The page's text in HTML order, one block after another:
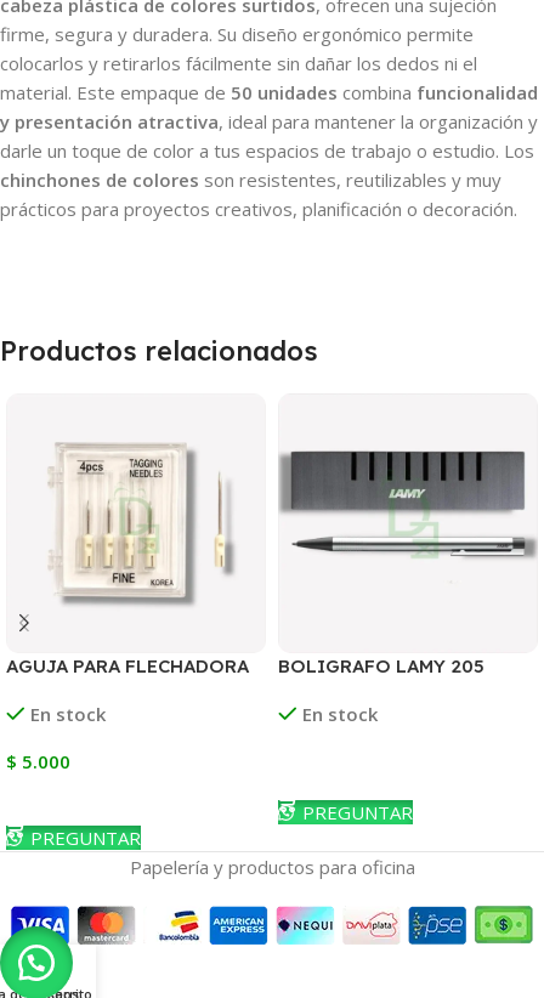
cabeza plástica de colores surtidos, ofrecen una sujeción
firme, segura y duradera. Su diseño ergonómico permite
colocarlos y retirarlos fácilmente sin dañar los dedos ni el
material. Este empaque de 50 unidades combina funcionalidad
y presentación atractiva, ideal para mantener la organización y
darle un toque de color a tus espacios de trabajo o estudio. Los
chinchones de colores son resistentes, reutilizables y muy
prácticos para proyectos creativos, planificación o decoración.
Productos relacionados
AGUJA PARA FLECHADORA
LIVIANO
En stock
$ 5.000
PREGUNTAR
BOLIGRAFO LAMY 205
En stock
PREGUNTAR
Papelería y productos para oficina
de deseos
Carrito